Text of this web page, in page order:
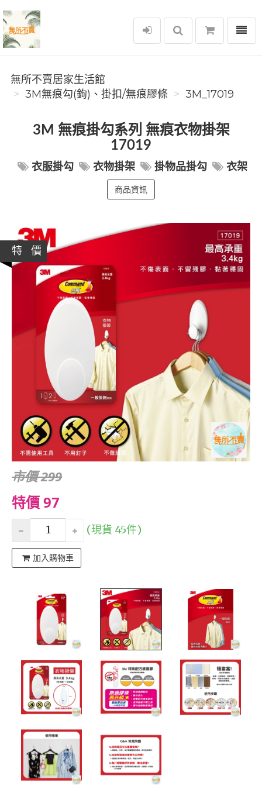
無所不賣居家生活館
選單
無所不賣居家生活館
3M無痕勾(鉤)、掛扣/無痕膠條
3M_17019
3M 無痕掛勾系列 無痕衣物掛架
17019
衣服掛勾 衣物掛架 掛物品掛勾 衣架
商品資訊
特 價
市價 299
特價 97
(現貨 45件)
加入購物車